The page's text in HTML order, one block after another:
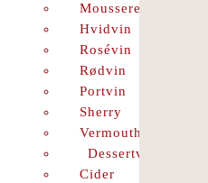
Mousserende
Hvidvin
Rosévin
Rødvin
Portvin
Sherry
Vermouth
Dessertvin
Cider